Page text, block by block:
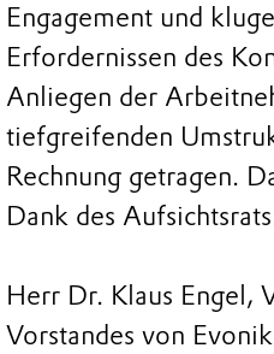
Engagement und
Erfordernissen des
Anliegen der
tiefgreifenden
Rechnung getragen.
Dank des
Herr Dr. Klaus Engel,
Vorstandes von